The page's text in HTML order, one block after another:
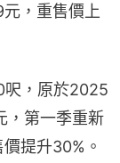
，重售價上
呎，原於2025
，第一季重新
提升30%。